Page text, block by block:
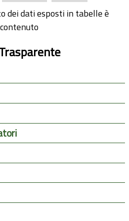
dei dati esposti in tabelle è